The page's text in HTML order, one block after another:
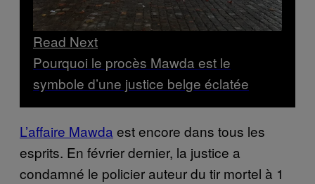
Read Next
Pourquoi le procès Mawda est le
symbole d’une justice belge éclatée
L’affaire Mawda est encore dans tous les
esprits. En février dernier, la justice a
condamné le policier auteur du tir mortel à 1